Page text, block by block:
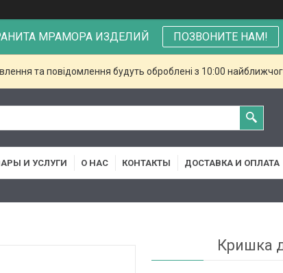
МРАМОРА ИЗДЕЛИЙ ПОЗВОНИТЕ НАМ!
та повідомлення будуть оброблені з 10:00
И УСЛУГИ О НАС КОНТАКТЫ ДОСТАВКА И ОПЛАТА
Кришка